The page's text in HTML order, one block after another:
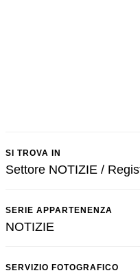
SI TROVA IN
Settore NOTIZIE /
SERIE APPARTENENZA
NOTIZIE
SERVIZIO FOTOGRAFICO